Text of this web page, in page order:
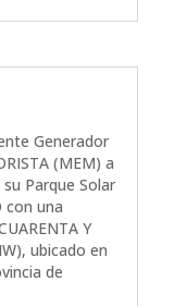
Generador
(MEM) a
su Parque Solar
con una
Y
ubicado en
de